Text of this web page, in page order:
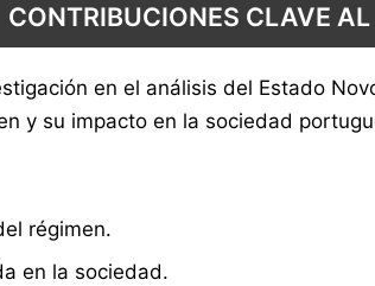
CONTRIBUCIONES CLAVE
en el análisis del Estado
y su impacto en la sociedad
régimen.
en la sociedad.